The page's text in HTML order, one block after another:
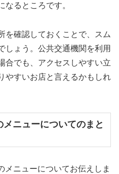
なるところです。
を確認しておくことで、スム
しょう。公共交通機関を利用
合でも、アクセスしやすい立
やすいお店と言えるかもしれ
ニューについてのまと
メニューについてお伝えしま